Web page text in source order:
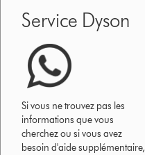
Service Dyson
Si vous ne trouvez pas les
informations que vous
cherchez ou si vous avez
besoin d'aide supplémentaire,